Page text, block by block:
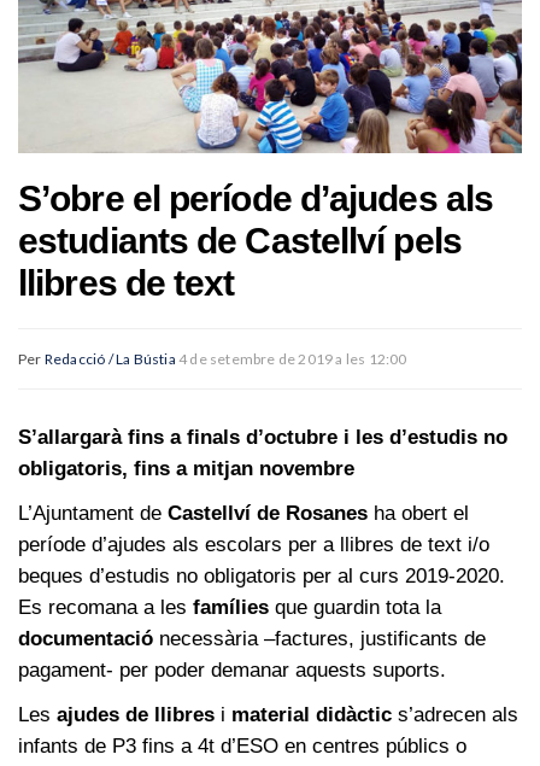
S’obre el període d’ajudes als
estudiants de Castellví pels
llibres de text
Per Redacció / La Bústia 4 de setembre de 2019 a les 12:00
S’allargarà fins a finals d’octubre i les d’estudis no
obligatoris, fins a mitjan novembre
L’Ajuntament de Castellví de Rosanes ha obert el
període d’ajudes als escolars per a llibres de text i/o
beques d’estudis no obligatoris per al curs 2019-2020.
Es recomana a les famílies que guardin tota la
documentació necessària –factures, justificants de
pagament- per poder demanar aquests suports.
Les ajudes de llibres i material didàctic s’adrecen als
infants de P3 fins a 4t d’ESO en centres públics o